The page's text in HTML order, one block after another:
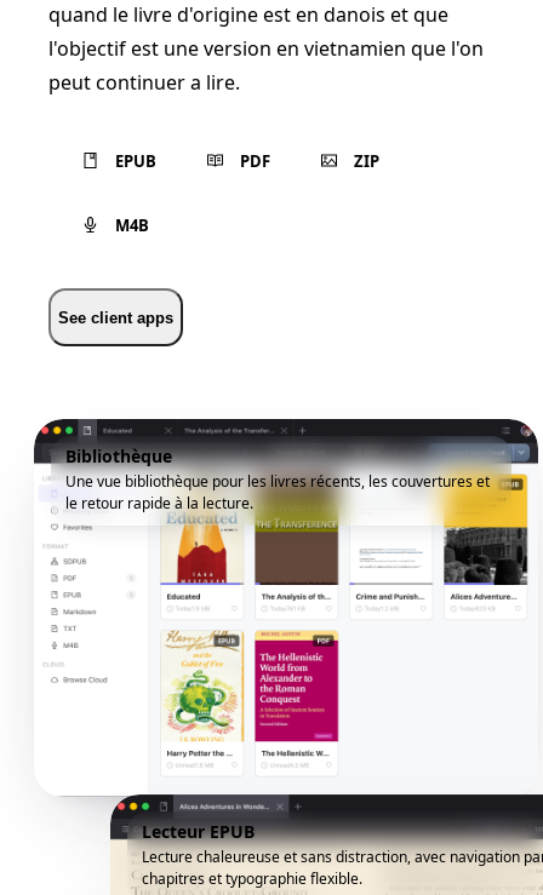
quand le livre d'origine est en danois et que
l'objectif est une version en vietnamien que l'on
peut continuer a lire.
EPUB PDF ZIP
M4B
See client apps
Bibliothèque
Une vue bibliothèque pour les livres récents, les couvertures et
le retour rapide à la lecture.
Lecteur EPUB
Lecture chaleureuse et sans distraction, avec navigation
chapitres et typographie flexible.